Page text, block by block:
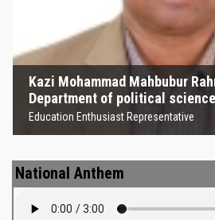
Kazi Mohammad Mahbubur
Department of political science
Education Enthusiast Representative
Education Enthusiast
National Anthem